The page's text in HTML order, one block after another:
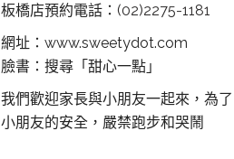
板橋店預約電話： (02)2275-1181
網址：www.sweetydot.com
臉書：搜尋「甜心一點」
我們歡迎家長與小朋友一起來，為了
小朋友的安全，嚴禁跑步和哭鬧